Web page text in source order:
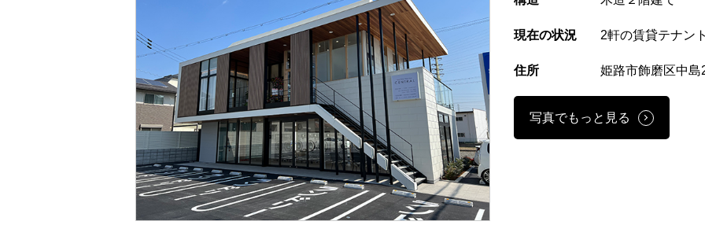
現在の状況 2軒の賃貸テナン
住所 姫路市飾磨区中島
写真でもっと見る